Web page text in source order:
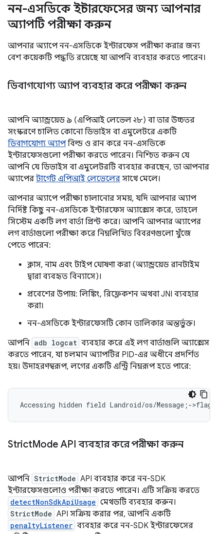
নন-এসডিকে ইন্টারফেসের জন্য আপনার
অ্যাপটি পরীক্ষা করুন
আপনার অ্যাপে নন-এসডিকে ইন্টারফেস পরীক্ষা করার জন্য
বেশ কয়েকটি পদ্ধতি রয়েছে যা আপনি ব্যবহার করতে পারেন।
ডিবাগযোগ্য অ্যাপ ব্যবহার করে পরীক্ষা করুন
আপনি অ্যান্ড্রয়েড ৯ (এপিআই লেভেল ২৮) বা তার উচ্চতর
সংস্করণে চালিত কোনো ডিভাইস বা এমুলেটরে একটি
ডিবাগযোগ্য অ্যাপবিল্ড ও রান করে নন-এসডিকে
ইন্টারফেসগুলো পরীক্ষা করতে পারেন। নিশ্চিত করুন যে
আপনি যে ডিভাইস বা এমুলেটরটি ব্যবহার করছেন, তা আপনার
অ্যাপের টার্গেট এপিআই লেভেলের সাথে মেলে।
আপনার অ্যাপে পরীক্ষা চালানোর সময়, যদি আপনার অ্যাপ
নির্দিষ্ট কিছু নন-এসডিকে ইন্টারফেস অ্যাক্সেস করে, তাহলে
সিস্টেম একটি লগ বার্তা প্রিন্ট করে। আপনি আপনার অ্যাপের
লগ বার্তাগুলো পরীক্ষা করে নিম্নলিখিত বিবরণগুলো খুঁজে
পেতে পারেন:
ক্লাস, নাম এবং টাইপ ঘোষণা করা (অ্যান্ড্রয়েড রানটাইম
দ্বারা ব্যবহৃত বিন্যাসে)।
প্রবেশের উপায়: লিঙ্কিং, রিফ্লেকশন অথবা JNI ব্যবহার
করা।
নন-এসডিকে ইন্টারফেসটি কোন তালিকার অন্তর্ভুক্ত।
আপনি adb logcat ব্যবহার করে এই লগ বার্তাগুলি অ্যাক্সেস
করতে পারেন, যা চলমান অ্যাপটির PID-এর অধীনে প্রদর্শিত
হয়। উদাহরণস্বরূপ, লগের একটি এন্ট্রি নিম্নরূপ হতে পারে:
StrictMode API ব্যবহার করে পরীক্ষা করুন
আপনি StrictMode API ব্যবহার করে নন-SDK
ইন্টারফেসগুলোও পরীক্ষা করতে পারেন। এটি সক্রিয় করতে
detectNonSdkApiUsage মেথডটি ব্যবহার করুন।
StrictMode API সক্রিয় করার পর, আপনি একটি
penaltyListener ব্যবহার করে নন-SDK ইন্টারফেসের